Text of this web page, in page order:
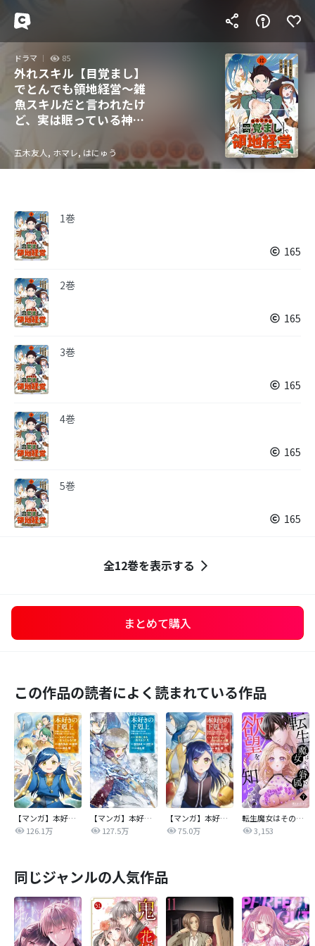
ドラマ 85
外れスキル【目覚まし】
でとんでも領地経営～雑
魚スキルだと言われたけ
ど、実は眠っている神々
た～【分冊版】
五木友人, ホマレ, はにゅう
1巻
165
2巻
165
3巻
165
4巻
165
5巻
165
全12巻を表示する
まとめて購入
この作品の読者によく読まれている作品
【マンガ】本好きの下剋上 第二部
126.1万
【マンガ】本好きの下剋上 第三部
127.5万
【マンガ】本好きの下剋上
75.0万
転生魔女はその眷属の欲望を知らない
3,153
同じジャンルの人気作品